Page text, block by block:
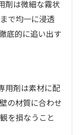
剤は微細な霧状
で均一に浸透
底的に追い出す
用剤は素材に配
の材質に合わせ
を損なうこと